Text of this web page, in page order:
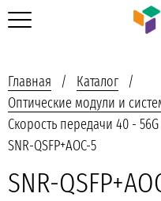
Главная
Каталог
Оптические модули и
Скорость передачи 40 - 56G
SNR-QSFP+AOC-5
SNR-